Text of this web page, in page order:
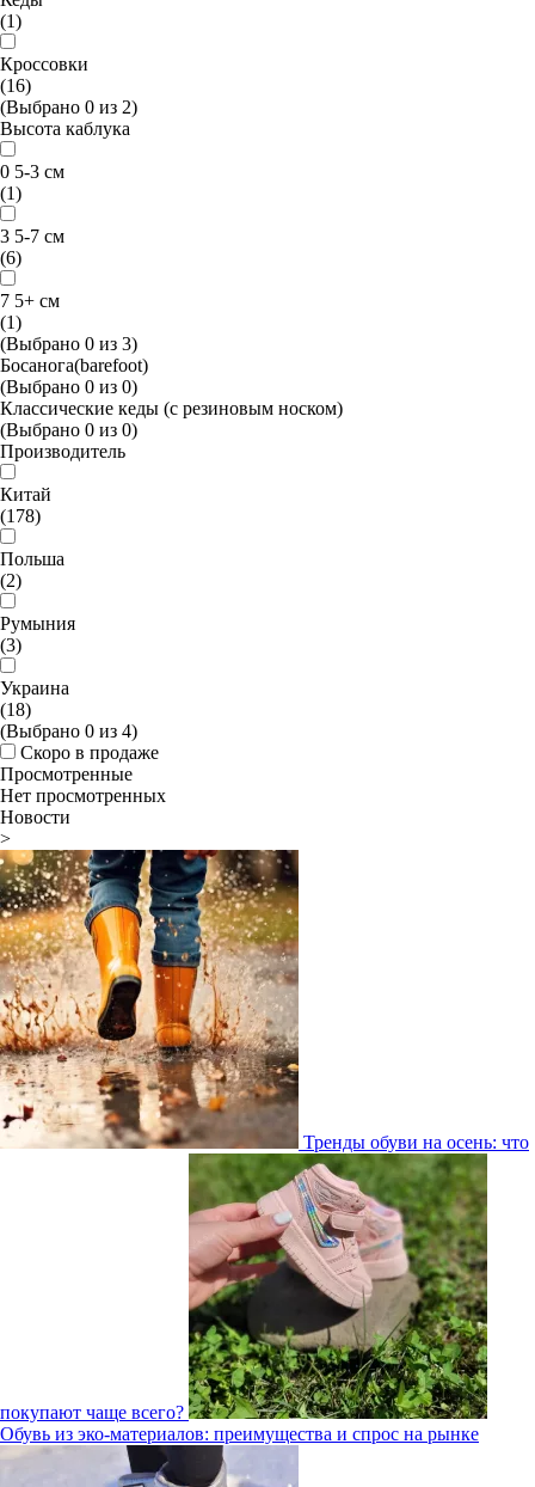
(1)
Кроссовки
(16)
(Выбрано 0 из 2)
Высота каблука
0 5-3 см
(1)
3 5-7 см
(6)
7 5+ см
(1)
(Выбрано 0 из 3)
Босанога(barefoot)
(Выбрано 0 из 0)
Классические кеды (с резиновым носком)
(Выбрано 0 из 0)
Производитель
Китай
(178)
Польша
(2)
Румыния
(3)
Украина
(18)
(Выбрано 0 из 4)
Скоро в продаже
Просмотренные
Нет просмотренных
Новости
>
Тренды обуви на осень: что
покупают чаще всего?
Обувь из эко-материалов: преимущества и спрос на рынке